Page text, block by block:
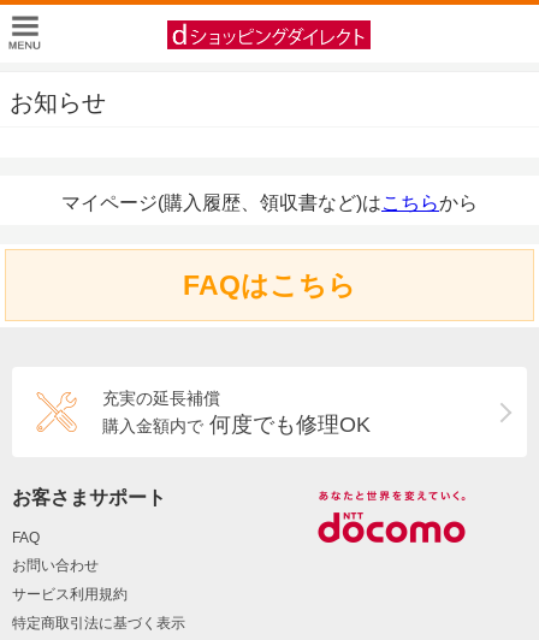
お知らせ
マイページ(購入履歴、領収書など)はこちらから
FAQはこちら
充実の延長補償
購入金額内で 何度でも修理OK
お客さまサポート
FAQ
お問い合わせ
サービス利用規約
特定商取引法に基づく表示